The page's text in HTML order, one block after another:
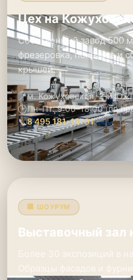
Цех на
Собственный завод 500
фрезеровка, покраска и
крышей.
📍м. Кожуховская, 2-й
🕑Пн–Пт: 9:00–18:00 (по
📞8 495 181-19-91
🏢 ШОУРУМ
Выставочный зал
Более 30 экспозиций в
Образцы фасадов и